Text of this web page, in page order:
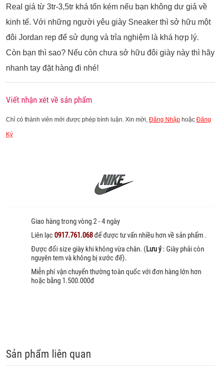
Giao hàng trong vòng 2 - 4 ngày
Liên lạc0917.761.068để được tư vấn nhiều hơn về sản phẩm .
Được đổi size giày khi không vừa chân. ( Lưu ý: Giày phải còn
nguyên tem và không bị xước đế).
Miễn phí vận chuyển thường toàn quốc với đơn hàng lớn hơn
hoặc bằng 1.500.000đ
Sản phẩm liên quan
Real giá từ 3tr-3,5tr khá tốn kém nếu bạn không dư giả về
kinh tế. Với những người yêu giày Sneaker thì sở hữu một
đôi Jordan rep để sử dụng và trỉa nghiệm là khá hợp lý.
Còn bạn thì sao? Nếu còn chưa sở hữu đôi giày này thì hãy
nhanh tay đặt hàng đi nhé!
Viết nhận xét về sản phẩm
Chỉ có thành viên mới được phép bình luận. Xin mời, Đăng Nhập hoặc Đăng
Ký